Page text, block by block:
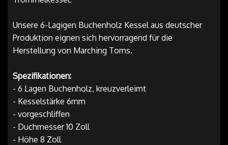
Unsere 6-Lagigen Buchenholz Kessel aus deutscher
Produktion eignen sich hervorragend für die
Herstellung von Marching Toms.
Spezifikationen:
- 6 Lagen Buchenholz, kreuzverleimt
- Kesselstärke 6mm
- vorgeschliffen
- Duchmesser 10 Zoll
- Höhe 8 Zoll